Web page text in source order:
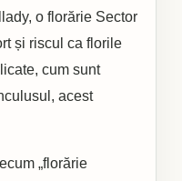
o florărie Sector
și riscul ca florile
cum sunt
acest
„florărie